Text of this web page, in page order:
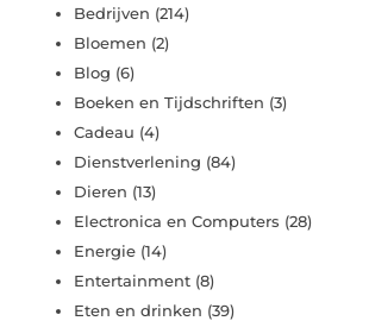
Bedrijven (214)
Bloemen (2)
Blog (6)
Boeken en Tijdschriften (3)
Cadeau (4)
Dienstverlening (84)
Dieren (13)
Electronica en Computers (28)
Energie (14)
Entertainment (8)
Eten en drinken (39)